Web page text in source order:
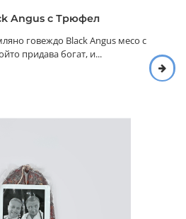
Angus с Трюфел
говеждо Black Angus месо с
придава богат, и...